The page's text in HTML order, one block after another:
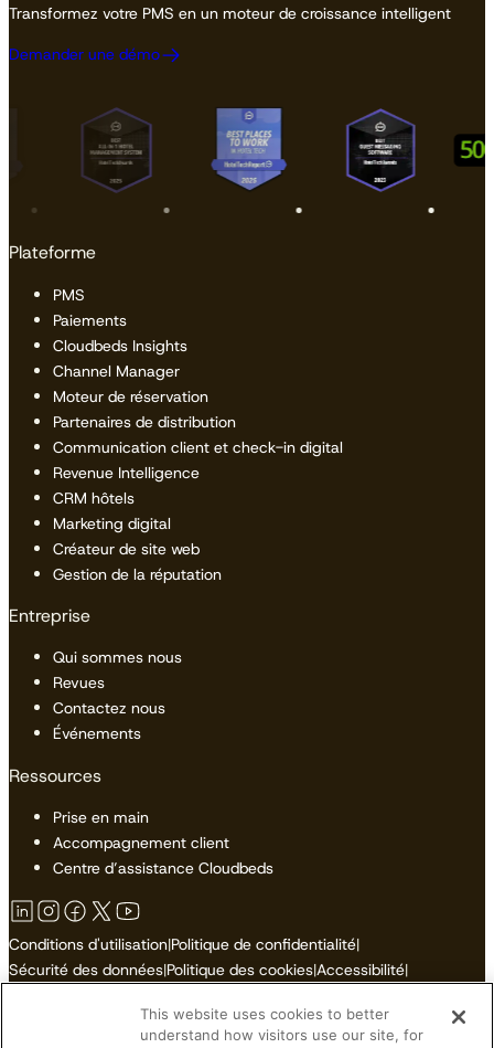
Transformez votre PMS en un moteur de croissance intelligent
Demander une démo
Plateforme
PMS
Paiements
Cloudbeds Insights
Channel Manager
Moteur de réservation
Partenaires de distribution
Communication client et check-in digital
Revenue Intelligence
CRM hôtels
Marketing digital
Créateur de site web
Gestion de la réputation
Entreprise
Qui sommes nous
Revues
Contactez nous
Événements
Ressources
Prise en main
Accompagnement client
Centre d’assistance Cloudbeds
Conditions d'utilisation|Politique de confidentialité|
Sécurité des données|Politique des cookies|Accessibilité|
Ne pas vendre ni partager mes informations personnelles
This website uses cookies to better
understand how visitors use our site, for